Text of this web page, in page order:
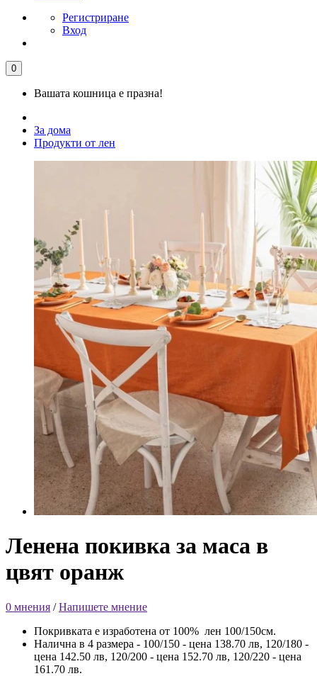
Регистриране
Вход
0
Вашата кошница е празна!
За дома
Продукти от лен
Ленена покивка за маса в
цвят оранж
0 мнения /Напишете мнение
Покривката е изработена от 100% лен 100/150см.
Налична в 4 размера - 100/150 - цена 138.70 лв, 120/180 -
цена 142.50 лв, 120/200 - цена 152.70 лв, 120/220 - цена
161.70 лв.